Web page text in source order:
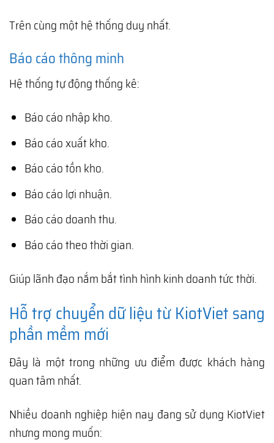
Trên cùng một hệ thống duy nhất.
Báo cáo thông minh
Hệ thống tự động thống kê:
Báo cáo nhập kho.
Báo cáo xuất kho.
Báo cáo tồn kho.
Báo cáo lợi nhuận.
Báo cáo doanh thu.
Báo cáo theo thời gian.
Giúp lãnh đạo nắm bắt tình hình kinh doanh tức thời.
Hỗ trợ chuyển dữ liệu từ KiotViet sang
phần mềm mới
Đây là một trong những ưu điểm được khách hàng
quan tâm nhất.
Nhiều doanh nghiệp hiện nay đang sử dụng KiotViet
nhưng mong muốn: